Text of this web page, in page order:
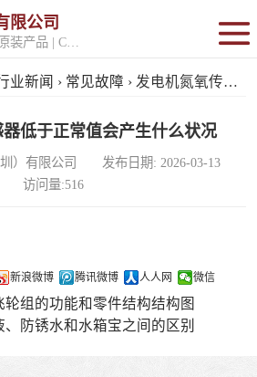
限公司
业新闻 › 常见故障 › 发电机氮氧传感器低于正常值会产生什么状况
低于正常值会产生什么状况
圳）有限公司 发布日期: 2026-03-13
访问量:516
新浪微博 腾讯微博 人人网 微信
轮组的功能和零件结构结构图
、防锈水和水箱宝之间的区别